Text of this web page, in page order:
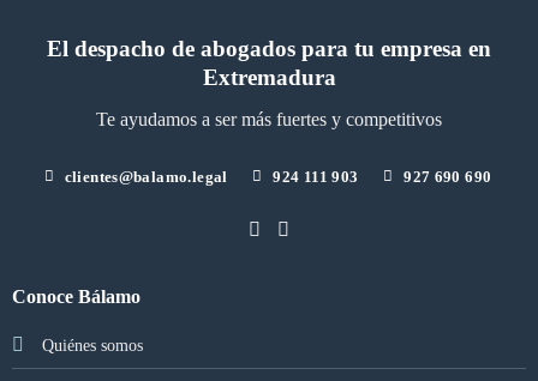
El despacho de abogados para tu empresa en
Extremadura
Te ayudamos a ser más fuertes y competitivos
clientes@balamo.legal 924 111 903 927 690 690
Conoce Bálamo
Quiénes somos